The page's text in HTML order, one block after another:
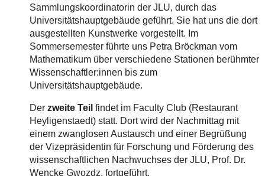
Sammlungskoordinatorin der JLU, durch das
Universitätshauptgebäude geführt. Sie hat uns die dort
ausgestellten Kunstwerke vorgestellt. Im
Sommersemester führte uns Petra Bröckman vom
Mathematikum über verschiedene Stationen berühmter
Wissenschaftler:innen bis zum
Universitätshauptgebäude.
Der zweite Teil findet im Faculty Club (Restaurant
Heyligenstaedt) statt. Dort wird der Nachmittag mit
einem zwanglosen Austausch und einer Begrüßung
der Vizepräsidentin für Forschung und Förderung des
wissenschaftlichen Nachwuchses der JLU, Prof. Dr.
Wencke Gwozdz, fortgeführt.